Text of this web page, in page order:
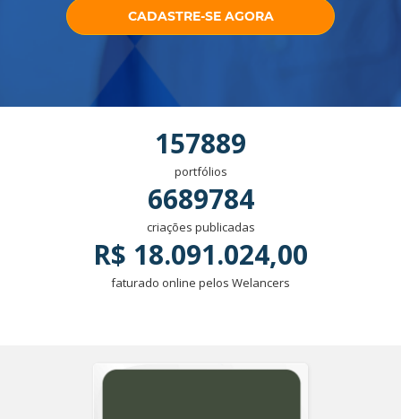
CADASTRE-SE AGORA
157889
portfólios
6689784
criações publicadas
R$ 18.091.024,00
faturado online pelos Welancers